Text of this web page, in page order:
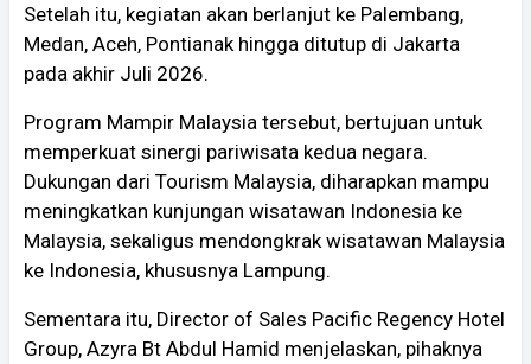
Setelah itu, kegiatan akan berlanjut ke Palembang,
Medan, Aceh, Pontianak hingga ditutup di Jakarta
pada akhir Juli 2026.
Program Mampir Malaysia tersebut, bertujuan untuk
memperkuat sinergi pariwisata kedua negara.
Dukungan dari Tourism Malaysia, diharapkan mampu
meningkatkan kunjungan wisatawan Indonesia ke
Malaysia, sekaligus mendongkrak wisatawan Malaysia
ke Indonesia, khususnya Lampung.
Sementara itu, Director of Sales Pacific Regency Hotel
Group, Azyra Bt Abdul Hamid menjelaskan, pihaknya